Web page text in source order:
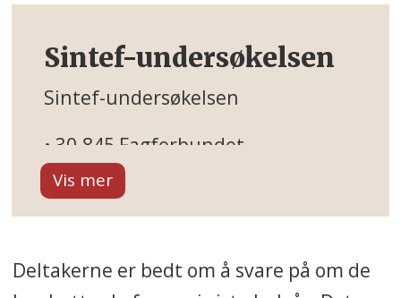
Sintef-undersøkelsen
Sintef-undersøkelsen
• 30.845 Fagforbundet-
medlemmer ble spurt om å delta.
• De er fordelt på 13 yrkesgrupper,
Deltakerne er bedt om å svare på om de